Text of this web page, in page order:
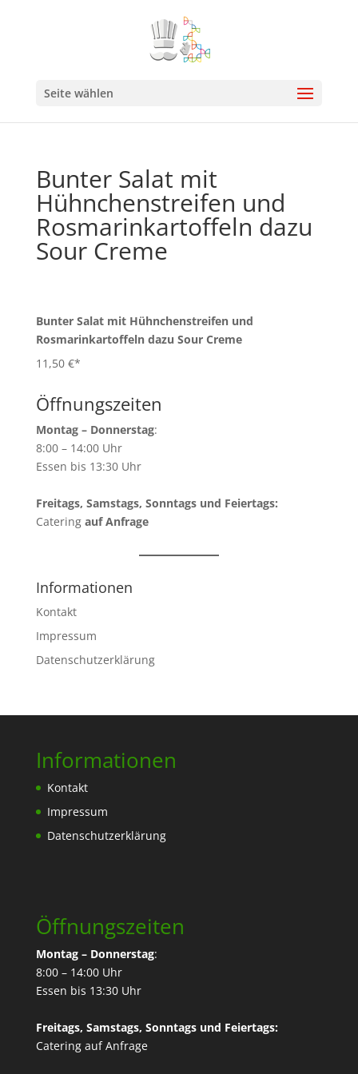
Seite wählen
Bunter Salat mit
Hühnchenstreifen und
Rosmarinkartoffeln dazu
Sour Creme
Bunter Salat mit Hühnchenstreifen und
Rosmarinkartoffeln dazu Sour Creme
11,50 €*
Öffnungszeiten
Montag – Donnerstag:
8:00 – 14:00 Uhr
Essen bis 13:30 Uhr
Freitags, Samstags, Sonntags und Feiertags:
Catering auf Anfrage
Informationen
Kontakt
Impressum
Datenschutzerklärung
Informationen
Kontakt
Impressum
Datenschutzerklärung
Öffnungszeiten
Montag – Donnerstag:
8:00 – 14:00 Uhr
Essen bis 13:30 Uhr
Freitags, Samstags, Sonntags und Feiertags:
Catering auf Anfrage